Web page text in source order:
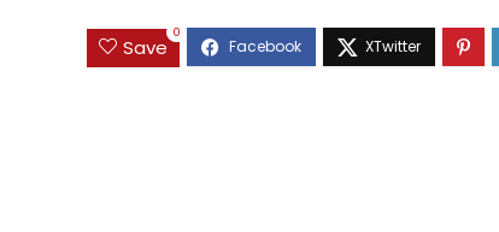
Save
0